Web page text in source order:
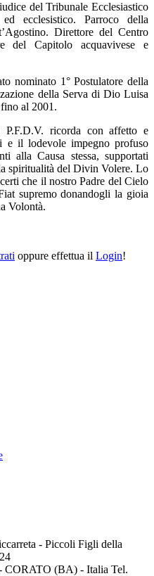
del Tribunale Ecclesiastico
ecclesistico. Parroco della
Direttore del Centro
del Capitolo acquavivese e
nominato 1° Postulatore della
della Serva di Dio Luisa
al 2001.
P.F.D.V. ricorda con affetto e
e il lodevole impegno profuso
alla Causa stessa, supportati
spiritualità del Divin Volere. Lo
che il nostro Padre del Cielo
supremo donandogli la gioia
Volontà.
oppure effettua il Login!
- Piccoli Figli della
CORATO (BA) - Italia Tel.